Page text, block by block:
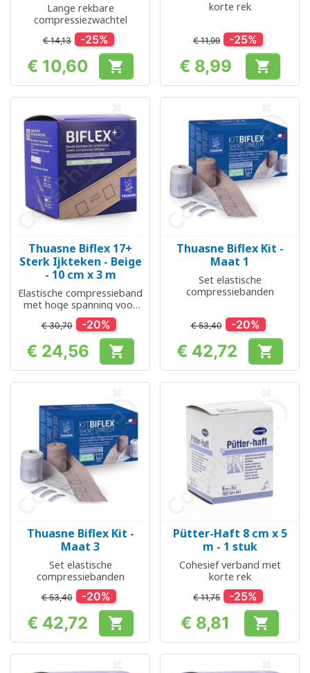
Lange rekbare
compressiezwachtel
€ 14,13 -25%
Prijs
€ 10,60 
korte rek
€ 11,99 -25%
Prijs
€ 8,99 
Thuasne Biflex 17+
Sterk Ijkteken - Beige
- 10 cm x 3 m
Elastische compressieband
met hoge spanning voor
veneuze pathologieën
€ 30,70 -20%
Prijs
€ 24,56 
Thuasne Biflex Kit -
Maat 1
Set elastische
compressiebanden
€ 53,40 -20%
Prijs
€ 42,72 
Thuasne Biflex Kit -
Maat 3
Set elastische
compressiebanden
€ 53,40 -20%
Prijs
€ 42,72 
Pütter-Haft 8 cm x 5
m - 1 stuk
Cohesief verband met
korte rek
€ 11,75 -25%
Prijs
€ 8,81 